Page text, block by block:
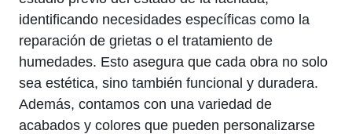
identificando necesidades específicas como la
reparación de grietas o el tratamiento de
humedades. Esto asegura que cada obra no solo
sea estética, sino también funcional y duradera.
Además, contamos con una variedad de
acabados y colores que pueden personalizarse